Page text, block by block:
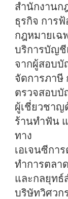
สำนักงานก
ธุรกิจ การ
กฎหมายเฉ
บริการบัญชี
จากผู้สอบบั
จัดการภาษี
ตรวจสอบ
ผู้เชี่ยวชาญ
ร้านทำฟัน
ทาง
เอเจนซีกา
ทำการตลา
และกลยุทธ์
บริษัทวิศวก